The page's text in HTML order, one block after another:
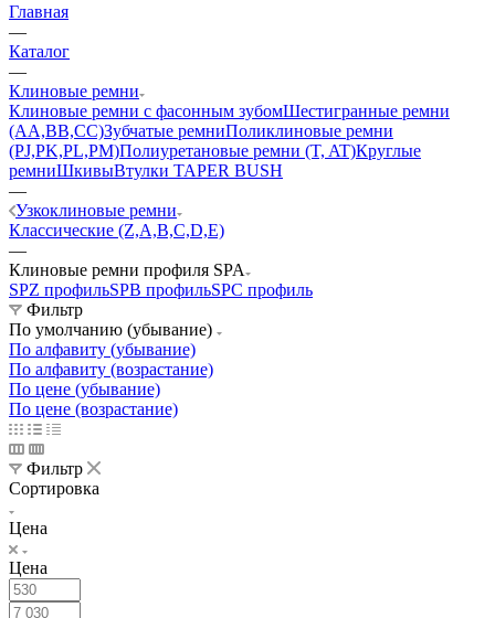
Главная
—
Каталог
—
Клиновые ремни
Клиновые ремни с фасонным зубомШестигранные ремни
(AA,BB,CC)Зубчатые ремниПоликлиновые ремни
(PJ,PK,PL,PM)Полиуретановые ремни (T, AT)Круглые
ремниШкивыВтулки TAPER BUSH
—
Узкоклиновые ремни
Классические (Z,A,B,C,D,E)
—
Клиновые ремни профиля SPA
SPZ профильSPB профильSPC профиль
Фильтр
По умолчанию (убывание)
По алфавиту (убывание)
По алфавиту (возрастание)
По цене (убывание)
По цене (возрастание)
Фильтр
Сортировка
Цена
Цена